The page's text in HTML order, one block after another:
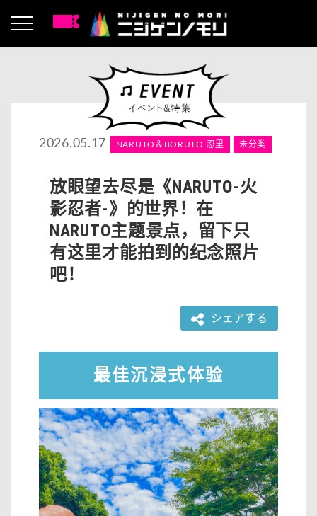
2026.05.17 NARUTO＆BORUTO 忍里 未分类
放眼望去尽是《NARUTO-火
影忍者-》的世界！在
NARUTO主题景点，留下只
有这里才能拍到的纪念照片
吧！
シェアする
最佳沉浸式体验